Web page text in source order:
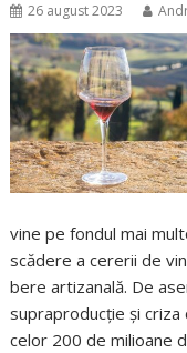
26 august 2023
vine pe fondul mai
scădere a cererii de
bere artizanală. De
supraproducție și criza
celor 200 de milioane